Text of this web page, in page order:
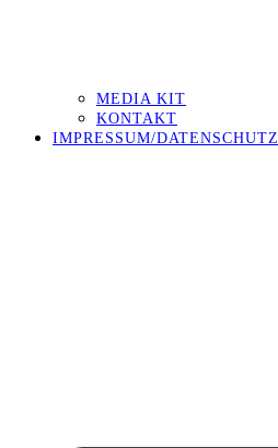
MEDIA KIT
KONTAKT
IMPRESSUM/DATENSCHUTZ